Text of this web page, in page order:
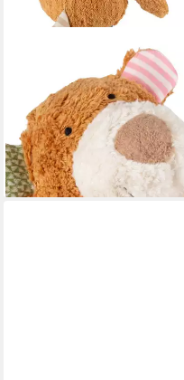
Kuscheltier Kuscheltier
Natural Friends Patchwork (1-
St)
39,99 €
lieferbar - in 3-4 Werktagen bei dir